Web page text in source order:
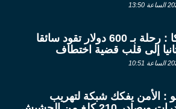
13:50
امريكا : رحلة بـ 600 دولار تقود سائقا
إلى قلب قضية اختطاف
10:51
: الأمن يفكك شبكة لتهريب